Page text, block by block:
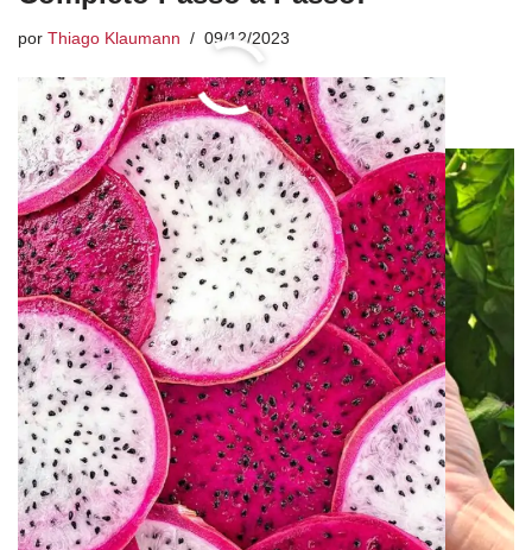
por Thiago Klaumann 09/12/2023